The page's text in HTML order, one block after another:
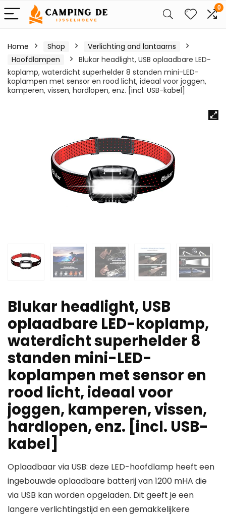
0
Home Shop
Verlichting and lantaarns
Hoofdlampen
Blukar headlight, USB oplaadbare LED-
koplamp, waterdicht superhelder 8 standen mini-LED-
koplampen met sensor en rood licht, ideaal voor joggen,
kamperen, vissen, hardlopen, enz. [incl. USB-kabel]
Blukar headlight, USB
oplaadbare LED-koplamp,
waterdicht superhelder 8
standen mini-LED-
koplampen met sensor en
rood licht, ideaal voor
joggen, kamperen, vissen,
hardlopen, enz. [incl. USB-
kabel]
Oplaadbaar via USB: deze LED-hoofdlamp heeft een
ingebouwde oplaadbare batterij van 1200 mHA die
via USB kan worden opgeladen. Dit geeft je een
langere verlichtingstijd en een gemakkelijkere